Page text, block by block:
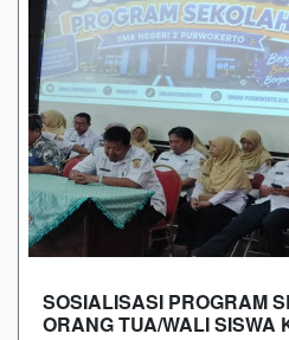
SOSIALISASI PROGRAM
ORANG TUA/WALI SISWA